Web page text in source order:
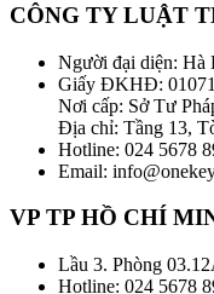
CÔNG TY LUẬT
Người đại diện: Hà
Giấy ĐKHĐ:
Nơi cấp: Sở Tư
Địa chỉ: Tầng 13,
Hotline: 024 5678
Email:
VP TP HỒ CHÍ
Lầu 3. Phòng
Hotline: 024 5678